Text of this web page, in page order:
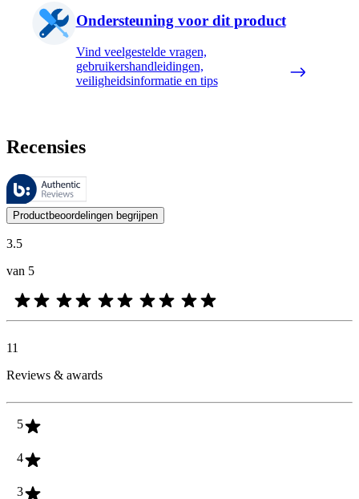
Ondersteuning voor dit product
Vind veelgestelde vragen,
gebruikershandleidingen,
veiligheidsinformatie en tips
Recensies
Deze beoordelingen worden beheerd door Bazaarvoice en voldoen
De mening van onze klanten is nuttig voor iedereen, of het nu een
Productbeoordelingen begrijpen
3.5
van 5
11
Reviews & awards
5
4
3